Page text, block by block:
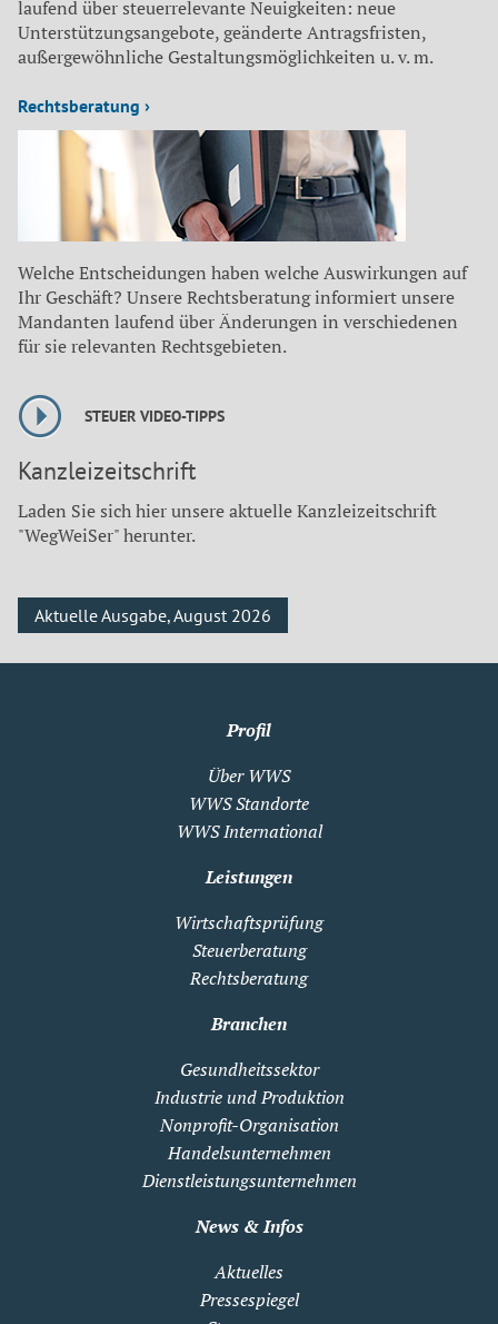
laufend über steuerrelevante Neuigkeiten: neue
Unterstützungsangebote, geänderte Antragsfristen,
außergewöhnliche Gestaltungsmöglichkeiten u. v. m.
Rechtsberatung ›
Welche Entscheidungen haben welche Auswirkungen auf
Ihr Geschäft? Unsere Rechtsberatung informiert unsere
Mandanten laufend über Änderungen in verschiedenen
für sie relevanten Rechtsgebieten.
STEUER VIDEO-TIPPS
Kanzleizeitschrift
Laden Sie sich hier unsere aktuelle Kanzleizeitschrift
"WegWeiSer" herunter.
Aktuelle Ausgabe, August 2026
Profil
Über WWS
WWS Standorte
WWS International
Leistungen
Wirtschaftsprüfung
Steuerberatung
Rechtsberatung
Branchen
Gesundheitssektor
Industrie und Produktion
Nonprofit-Organisation
Handelsunternehmen
Dienstleistungsunternehmen
News & Infos
Aktuelles
Pressespiegel